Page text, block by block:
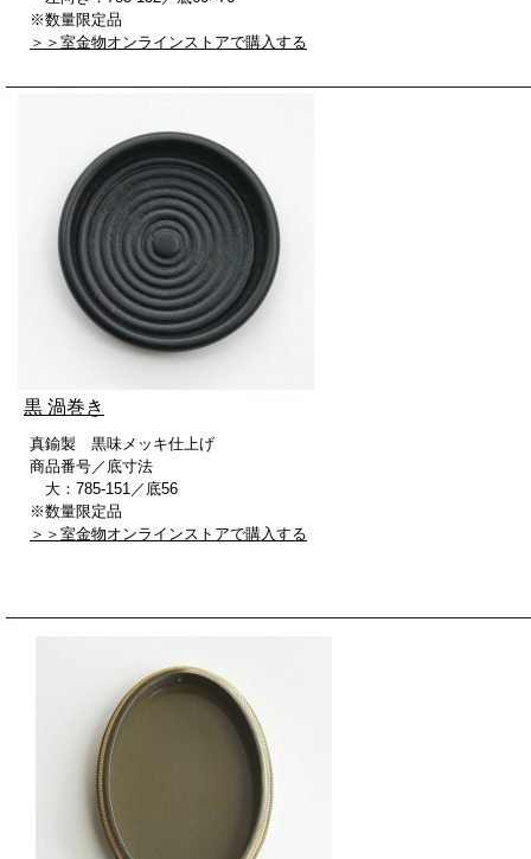
※数量限定品
＞＞室金物オンラインストアで購入する
黒 渦巻き
真鍮製 黒味メッキ仕上げ
商品番号／底寸法
大：785-151／底56
※数量限定品
＞＞室金物オンラインストアで購入する